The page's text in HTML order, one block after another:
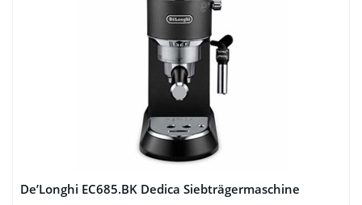
De’Longhi EC685.BK Dedica Siebträgermaschine